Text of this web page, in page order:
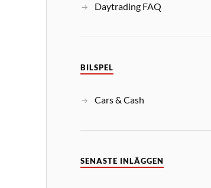
Daytrading FAQ
BILSPEL
Cars & Cash
SENASTE INLÄGGEN